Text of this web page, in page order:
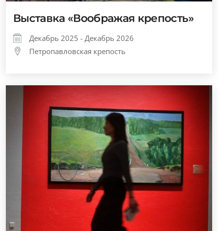
Выставка «Воображая крепость»
Декабрь 2025 - Декабрь 2026
Петропавловская крепость